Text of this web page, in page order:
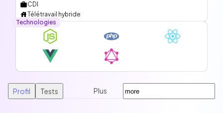
CDI
Télétravail hybride
Technologies
Profil Tests Plus